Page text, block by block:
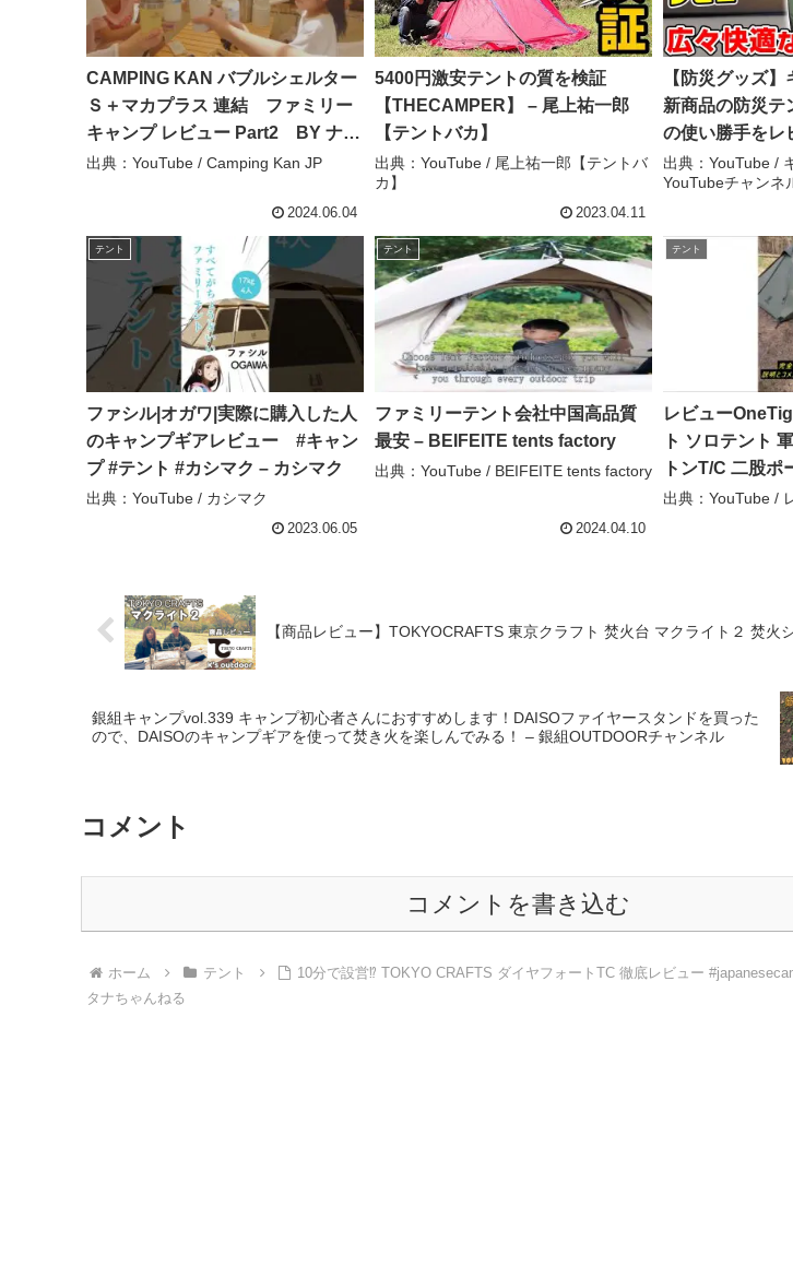
CAMPING KAN バブルシェルター
Ｓ＋マカプラス 連結 ファミリー
キャンプ レビュー Part2 BY ナチ
ュラルちゃんねる @ranrancamp –
出典：YouTube / Camping Kan JP
2024.06.04
5400円激安テントの質を検証
【THECAMPER】 – 尾上祐一郎
【テントバカ】
出典：YouTube / 尾上祐一郎【テントバ
カ】
2023.04.11
【防災グッズ
新商品の防災テ
の使い勝手をレ
サイズ感や収納
をご紹介！キン
ンドKOKOBO
グジム – キン
出典：YouTube /
YouTubeチャンネ
テント
ファシル|オガワ|実際に購入した人
のキャンプギアレビュー #キャン
プ #テント #カシマク – カシマク
出典：YouTube / カシマク
2023.06.05
テント
ファミリーテント会社中国高品質
最安 – BEIFEITE tents factory
出典：YouTube / BEIFEITE tents factory
2024.04.10
テント
レビュー
ト ソロテント
トンT/C 二股ポ
煙突穴付き 焚火
簡単設営 1-2人
出典：YouTube /
【商品レビュー】TOKYOCRAFTS 東京クラフト 焚火台 マクライト２ 焚火
銀組キャンプvol.339 キャンプ初心者さんにおすすめします！DAISOファイヤースタンドを買った
ので、DAISOのキャンプギアを使って焚き火を楽しんでみる！ – 銀組OUTDOORチャンネル
コメント
コメントを書き込む
ホーム テント
10分で設営⁉ TOKYO CRAFTS ダイヤフォートTC 徹底レビュー
タナちゃんねる